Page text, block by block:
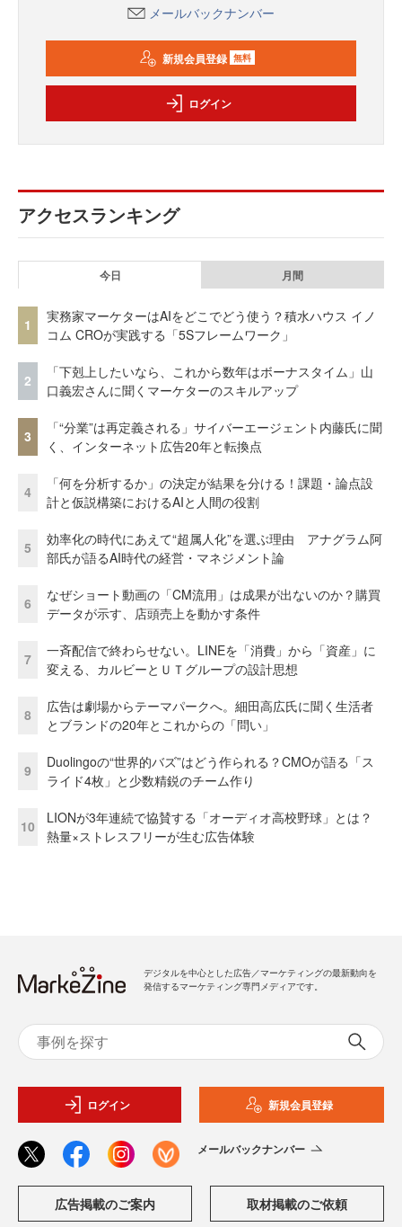
メールバックナンバー
新規会員登録 無料
ログイン
アクセスランキング
今日 月間
1
実務家マーケターはAIをどこでどう使う？積水ハウス イノ
コム CROが実践する「5Sフレームワーク」
2
「下剋上したいなら、これから数年はボーナスタイム」山
口義宏さんに聞くマーケターのスキルアップ
3
「“分業”は再定義される」サイバーエージェント内藤氏に聞
く、インターネット広告20年と転換点
4
「何を分析するか」の決定が結果を分ける！課題・論点設
計と仮説構築におけるAIと人間の役割
5
効率化の時代にあえて“超属人化”を選ぶ理由 アナグラム阿
部氏が語るAI時代の経営・マネジメント論
6
なぜショート動画の「CM流用」は成果が出ないのか？購買
データが示す、店頭売上を動かす条件
7
一斉配信で終わらせない。LINEを「消費」から「資産」に
変える、カルビーとＵＴグループの設計思想
8
広告は劇場からテーマパークへ。細田高広氏に聞く生活者
とブランドの20年とこれからの「問い」
9
Duolingoの“世界的バズ”はどう作られる？CMOが語る「ス
ライド4枚」と少数精鋭のチーム作り
10
LIONが3年連続で協賛する「オーディオ高校野球」とは？
熱量×ストレスフリーが生む広告体験
デジタルを中心とした広告／マーケティングの最新動向を
発信するマーケティング専門メディアです。
ログイン 新規会員登録
メールバックナンバー
広告掲載のご案内 取材掲載のご依頼